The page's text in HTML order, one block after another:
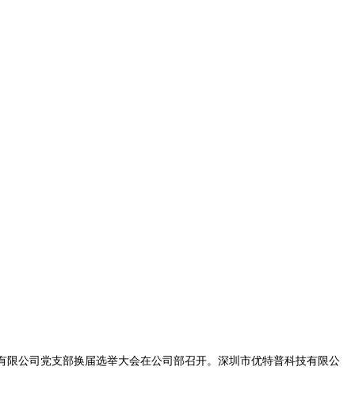
公司党支部换届选举大会在公司部召开。深圳市优特普科技有限公